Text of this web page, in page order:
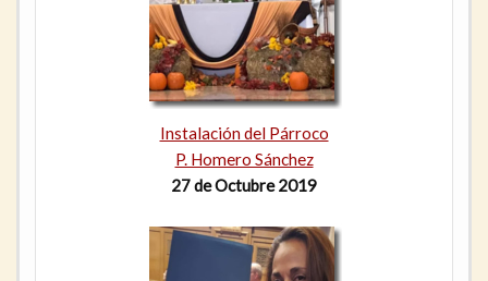
Instalación del Párroco
P. Homero Sánchez
27 de Octubre 2019